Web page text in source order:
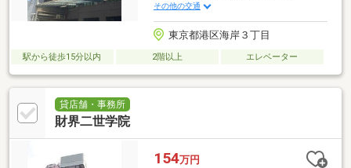
その他の交通
東京都港区海岸３丁目
駅から徒歩15分以内 2階以上 エレベーター
貸店舗・事務所
財界二世学院
154万円